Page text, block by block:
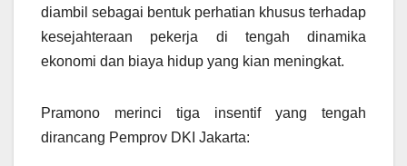
diambil sebagai bentuk perhatian khusus terhadap
kesejahteraan pekerja di tengah dinamika
ekonomi dan biaya hidup yang kian meningkat.
Pramono merinci tiga insentif yang tengah
dirancang Pemprov DKI Jakarta: